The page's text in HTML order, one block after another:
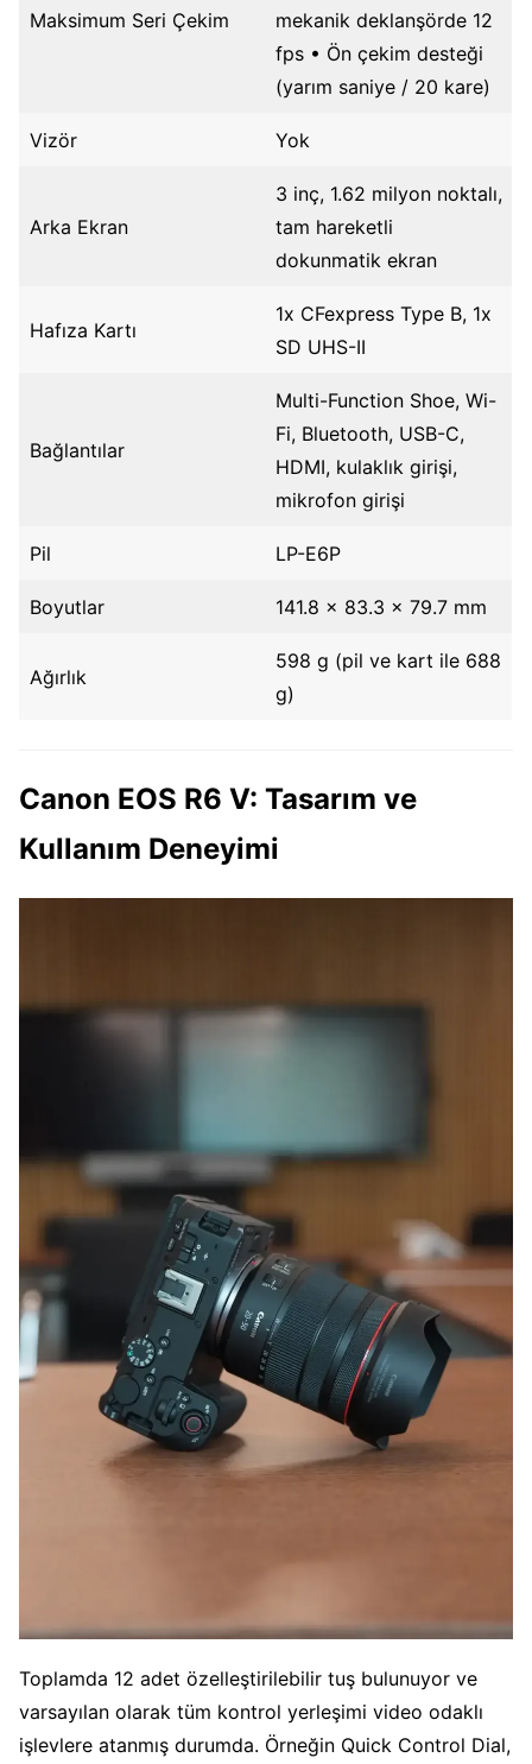
Maksimum Seri Çekim
mekanik deklanşörde 12
fps • Ön çekim desteği
(yarım saniye / 20 kare)
Vizör Yok
Arka Ekran
3 inç, 1.62 milyon noktalı,
tam hareketli
dokunmatik ekran
Hafıza Kartı
1x CFexpress Type B, 1x
SD UHS-II
Bağlantılar
Multi-Function Shoe, Wi-
Fi, Bluetooth, USB-C,
HDMI, kulaklık girişi,
mikrofon girişi
Pil LP-E6P
Boyutlar 141.8 × 83.3 × 79.7 mm
Ağırlık
598 g (pil ve kart ile 688
g)
Canon EOS R6 V: Tasarım ve
Kullanım Deneyimi
Toplamda 12 adet özelleştirilebilir tuş bulunuyor ve
varsayılan olarak tüm kontrol yerleşimi video odaklı
işlevlere atanmış durumda. Örneğin Quick Control Dial,